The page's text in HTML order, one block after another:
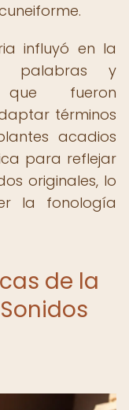
influyó en la
palabras y
que fueron
términos
acadios
para reflejar
originales, lo
la fonología
de la